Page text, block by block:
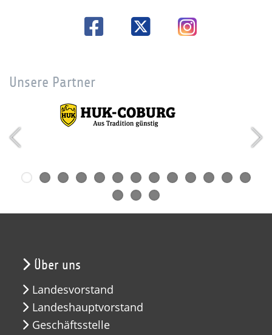
Unsere Partner
Über uns
Landesvorstand
Landeshauptvorstand
Geschäftsstelle